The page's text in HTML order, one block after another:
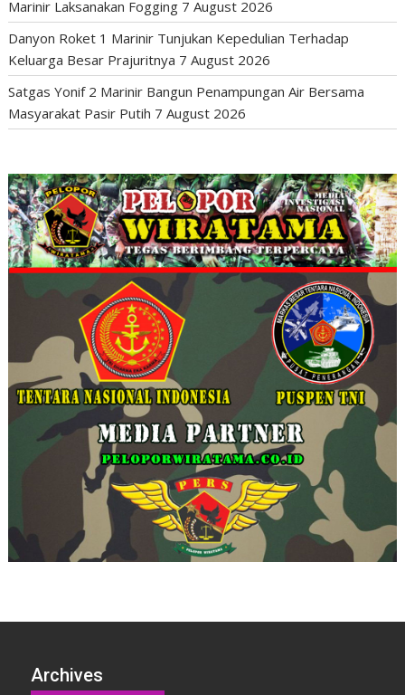
Marinir Laksanakan Fogging 7 August 2026
Danyon Roket 1 Marinir Tunjukan Kepedulian Terhadap
Keluarga Besar Prajuritnya 7 August 2026
Satgas Yonif 2 Marinir Bangun Penampungan Air Bersama
Masyarakat Pasir Putih 7 August 2026
Archives